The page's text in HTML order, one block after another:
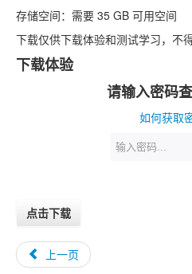
存储空间：需要 35 GB 可用空间
下载仅供下载体验和测试学习，不
下载体验
请输入密码
如何获取
点击下载
上一页